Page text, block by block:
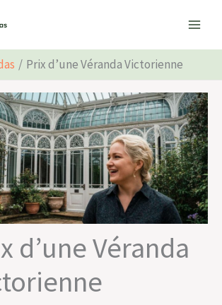
Prix d’une Véranda Victorienne
d’une Véranda